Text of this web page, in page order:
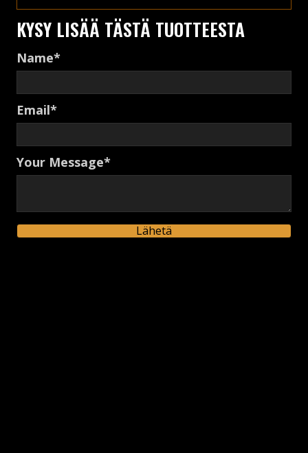
KYSY LISÄÄ TÄSTÄ TUOTTEESTA
Name
Email
Your Message
Lähetä